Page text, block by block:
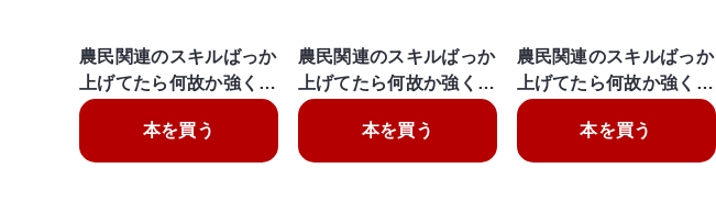
農民関連のスキルばっか
上げてたら何故か強く…
本を買う
農民関連のスキルばっか
上げてたら何故か強く…
本を買う
農民関連のスキルばっか
上げてたら何故か強く…
本を買う